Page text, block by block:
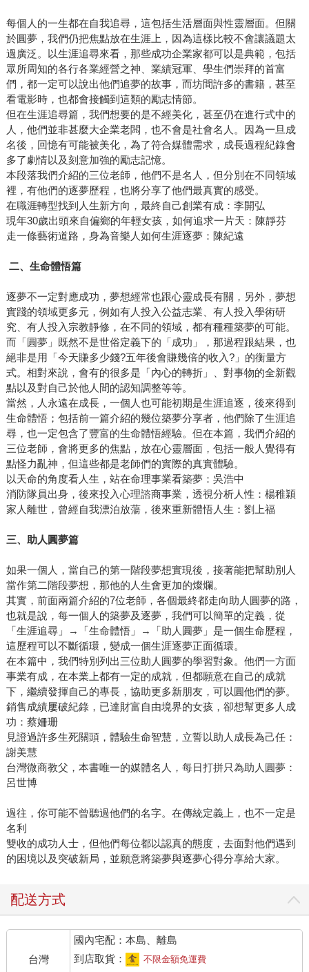
每個人的一生都在自我追尋，這包括生活層面與性靈層面。但關
於圓夢，我們仍把焦點放在生涯上，因為這樣比較不會讓議題太
過廣泛。以生涯追尋來看，那些成功企業家都可以是典範，包括
眾所周知的各行各業經營之神、業績冠軍、學生們崇拜的首富
們，都一定可以說出他們追夢的故事，而坊間許多的書籍，甚至
看電影時，也都會接觸到這類的勵志情節。
但在生涯追尋篇，我們想要的是不經美化，甚至仍在進行式中的
人，他們並非甚麼大企業老闆，也不會是社會名人。因為一旦成
名後，回憶有可能被美化，為了符合媒體需求，成長過程紀錄會
多了劇情以及刻意加強的勵志記憶。
本段落我們介紹的三位老師，他們不是名人，但分別在不同領域
裡，有他們的逐夢歷程，也將分享了他們最真實的感受。
在職涯轉型找到人生新方向，最終自己創業有成：李開弘
現年30歲出頭來自偏鄉的年輕女孩，如何追求一片天：陳靜芬
走一條藝術道路，身為音樂人如何生涯逐夢：陳紀遠
二、生命體悟篇
逐夢不一定對應成功，夢想經常也跟心靈成長有關，另外，夢想
實踐的領域更多元，例如有人投入公益志業、有人投入學術研
究、有人投入宗教靜修，在不同的領域，都有種種築夢的可能。
而「圓夢」既然不是世俗定義下的「成功」，那過程跟結果，也
絕非是用「今天賺多少錢?五年後會賺幾倍的收入?」的衡量方
式。相對來說，會有的很多是「內心的轉折」、對事物的全新觀
點以及對自己於他人間的認知調整等等。
當然，人永遠在成長，一個人也可能初期是生涯追逐，後來得到
生命體悟；包括前一篇介紹的幾位築夢分享者，他們除了生涯追
尋，也一定包含了豐富的生命體悟經驗。但在本篇，我們介紹的
三位老師，會將更多的焦點，放在心靈層面，包括一般人覺得有
點怪力亂神，但這些都是老師們的實際的真實體驗。
以天命的角度看人生，站在命理事業看築夢：吳浩中
消防隊員出身，後來投入心理諮商事業，透視分析人性：楊稚穎
家人離世，曾經自我漂泊放蕩，後來重新體悟人生：劉上福
三、助人圓夢篇
如果一個人，當自己的第一階段夢想實現後，接著能把幫助別人
當作第二階段夢想，那他的人生會更加的燦爛。
其實，前面兩篇介紹的7位老師，各個最終都走向助人圓夢的路，
也就是說，每一個人的築夢及逐夢，我們可以簡單的定義，從
「生涯追尋」→「生命體悟」→「助人圓夢」是一個生命歷程，
這歷程可以不斷循環，變成一個生涯逐夢正面循環。
在本篇中，我們特別列出三位助人圓夢的學習對象。他們一方面
事業有成，在本業上都有一定的成就，但都願意在自己的成就
下，繼續發揮自己的專長，協助更多新朋友，可以圓他們的夢。
銷售成績屢破紀錄，已達財富自由境界的女孩，卻想幫更多人成
功：蔡姍珊
見證過許多生死關頭，體驗生命智慧，立誓以助人成長為己任：
謝美慧
台灣微商教父，本書唯一的媒體名人，每日打拼只為助人圓夢：
呂世博
過往，你可能不曾聽過他們的名字。在傳統定義上，也不一定是
名利
雙收的成功人士，但他們每位都以認真的態度，去面對他們遇到
的困境以及突破新局，並願意將築夢與逐夢心得分享給大家。
配送方式
台灣
國內宅配：本島、離島
到店取貨：
不限金額免運費